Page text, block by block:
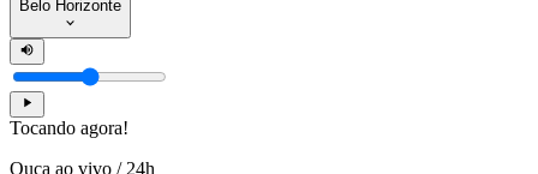
Belo Horizonte
Tocando agora!
Ouça ao vivo / 24h